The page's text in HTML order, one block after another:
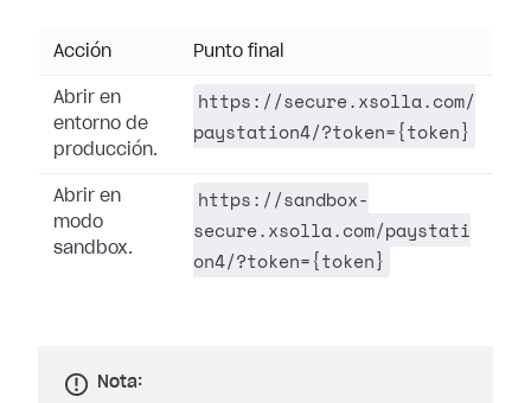
Acción Punto final
Abrir en
entorno de
producción.
https://secure.xsolla.com/
paystation4/?token={token}
Abrir en
modo
sandbox.
https://sandbox-
secure.xsolla.com/paystati
on4/?token={token}
Nota: